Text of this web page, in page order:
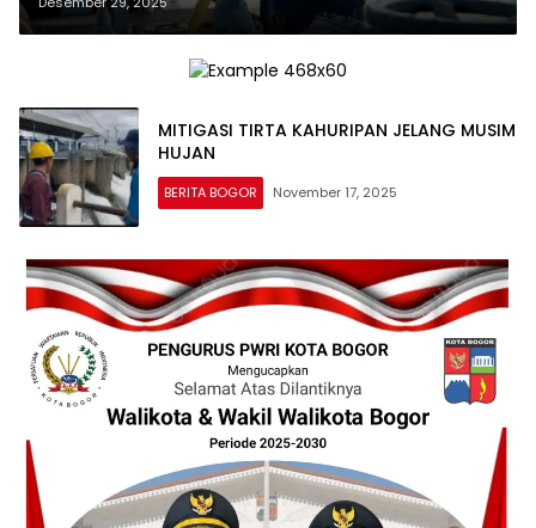
AIR DI TENGAH DINAMIKA MUSIM
MITIGASI TIRTA KAHURIPAN JELANG MUSIM
HUJAN
BERITA BOGOR November 17, 2025